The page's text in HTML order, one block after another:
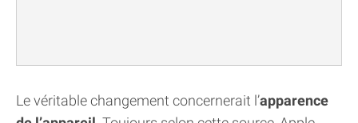
Le véritable changement concernerait l’apparence